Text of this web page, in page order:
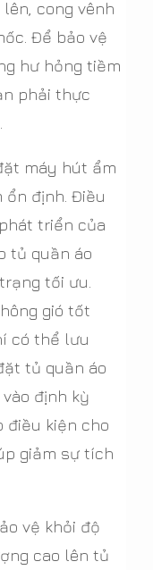
cong vênh
Để bảo vệ
hư hỏng tiềm
phải thực
máy hút ẩm
định. Điều
triển của
tủ quần áo
tối ưu.
gió tốt
có thể lưu
tủ quần áo
định kỳ
điều kiện cho
giảm sự tích
vệ khỏi độ
cao lên tủ